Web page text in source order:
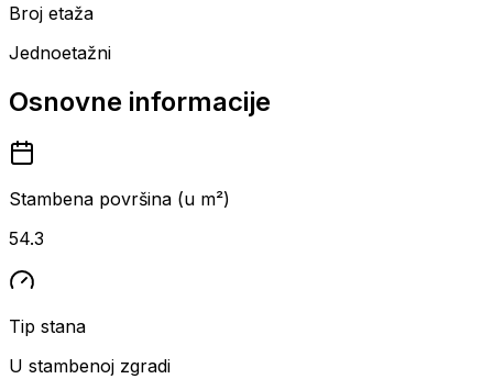
Broj etaža
Jednoetažni
Osnovne informacije
Stambena površina (u m²)
54.3
Tip stana
U stambenoj zgradi